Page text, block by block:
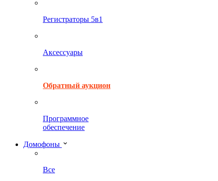
Регистраторы 5в1
Аксессуары
Обратный аукцион
Программное
обеспечение
Домофоны
Все